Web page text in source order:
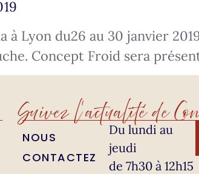
à Lyon du26 au 30 janvier
Concept Froid sera
Suivez l'actualité de
NOUS
CONTACTEZ
Du lundi au
jeudi
de 7h30 à 12h15